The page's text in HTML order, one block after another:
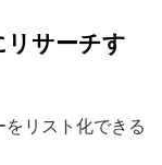
リサーチす
リスト化できる